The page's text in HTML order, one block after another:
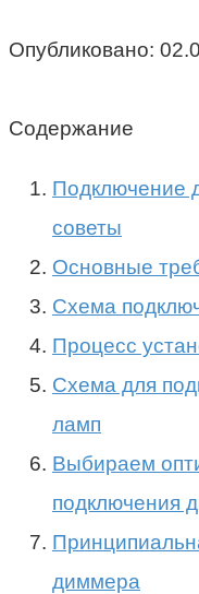
Опубликовано:
Содержание
Подключение
советы
Основные
Схема
Процесс
Схема для
ламп
Выбираем
подключения
диммера